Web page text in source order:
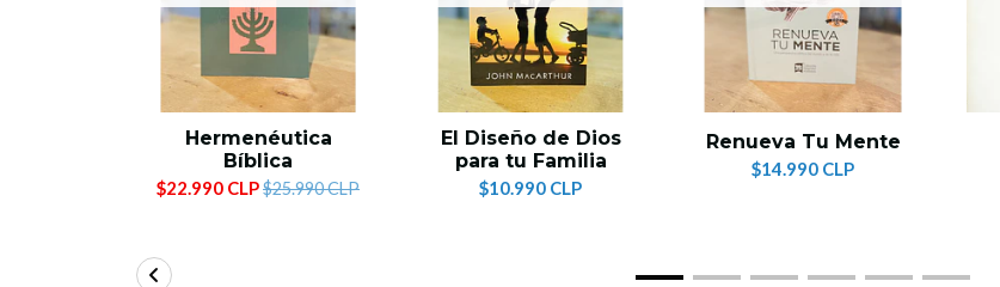
Hermenéutica
Bíblica
$22.990 CLP$25.990 CLP
El Diseño de Dios
para tu Familia
$10.990 CLP
Renueva Tu Mente
$14.990 CLP